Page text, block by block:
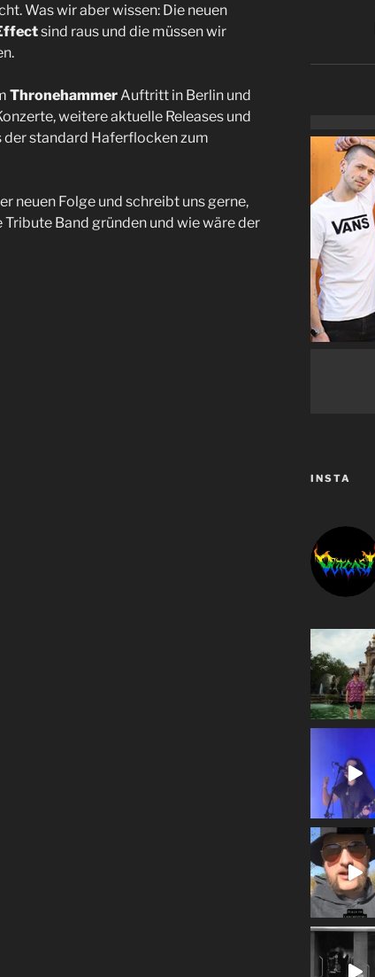
Was wir aber wissen: Die neuen
sind raus und die müssen wir
ThronehammerAuftritt in Berlin und
weitere aktuelle Releases und
standard Haferflocken zum
neuen Folge und schreibt uns gerne,
Band gründen und wie wäre der
INSTA